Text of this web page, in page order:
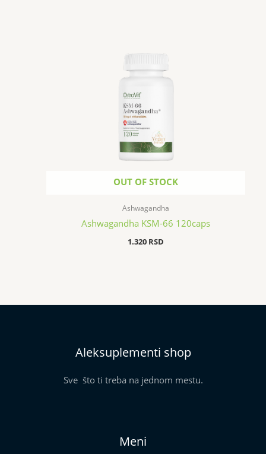
OUT OF STOCK
Ashwagandha
Ashwagandha KSM-66 120caps
1.320 RSD
Aleksuplementi shop
Sve što ti treba na jednom mestu.
Meni